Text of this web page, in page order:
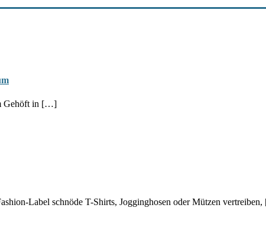
Gehöft in […]
Label schnöde T-Shirts, Jogginghosen oder Mützen